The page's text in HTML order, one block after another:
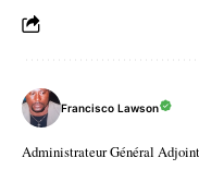
Francisco Lawson
Administrateur Général